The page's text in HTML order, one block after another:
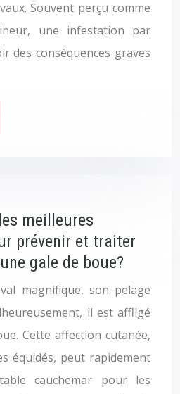
Souvent perçu comme
une infestation par
des conséquences graves
meilleures
prévenir et traiter
gale de boue?
magnifique, son pelage
il est affligé
Cette affection cutanée,
équidés, peut rapidement
cauchemar pour les